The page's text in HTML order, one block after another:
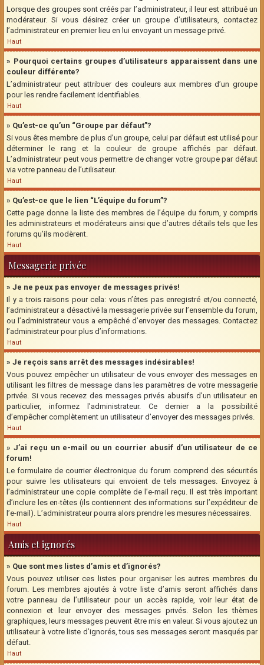
Lorsque des groupes sont créés par l’administrateur, il leur est attribué un
modérateur. Si vous désirez créer un groupe d’utilisateurs, contactez
l’administrateur en premier lieu en lui envoyant un message privé.
Haut
» Pourquoi certains groupes d’utilisateurs apparaissent dans une
couleur différente?
L’administrateur peut attribuer des couleurs aux membres d’un groupe
pour les rendre facilement identifiables.
Haut
» Qu’est-ce qu’un “Groupe par défaut”?
Si vous êtes membre de plus d’un groupe, celui par défaut est utilisé pour
déterminer le rang et la couleur de groupe affichés par défaut.
L’administrateur peut vous permettre de changer votre groupe par défaut
via votre panneau de l’utilisateur.
Haut
» Qu’est-ce que le lien “L’équipe du forum”?
Cette page donne la liste des membres de l’équipe du forum, y compris
les administrateurs et modérateurs ainsi que d’autres détails tels que les
forums qu’ils modèrent.
Haut
Messagerie privée
» Je ne peux pas envoyer de messages privés!
Il y a trois raisons pour cela: vous n’êtes pas enregistré et/ou connecté,
l’administrateur a désactivé la messagerie privée sur l’ensemble du forum,
ou l’administrateur vous a empêché d’envoyer des messages. Contactez
l’administrateur pour plus d’informations.
Haut
» Je reçois sans arrêt des messages indésirables!
Vous pouvez empêcher un utilisateur de vous envoyer des messages en
utilisant les filtres de message dans les paramètres de votre messagerie
privée. Si vous recevez des messages privés abusifs d’un utilisateur en
particulier, informez l’administrateur. Ce dernier a la possibilité
d’empêcher complètement un utilisateur d’envoyer des messages privés.
Haut
» J’ai reçu un e-mail ou un courrier abusif d’un utilisateur de ce
forum!
Le formulaire de courrier électronique du forum comprend des sécurités
pour suivre les utilisateurs qui envoient de tels messages. Envoyez à
l’administrateur une copie complète de l’e-mail reçu. Il est très important
d’inclure les en-têtes (ils contiennent des informations sur l’expéditeur de
l’e-mail). L’administrateur pourra alors prendre les mesures nécessaires.
Haut
Amis et ignorés
» Que sont mes listes d’amis et d’ignorés?
Vous pouvez utiliser ces listes pour organiser les autres membres du
forum. Les membres ajoutés à votre liste d’amis seront affichés dans
votre panneau de l’utilisateur pour un accès rapide, voir leur état de
connexion et leur envoyer des messages privés. Selon les thèmes
graphiques, leurs messages peuvent être mis en valeur. Si vous ajoutez un
utilisateur à votre liste d’ignorés, tous ses messages seront masqués par
défaut.
Haut